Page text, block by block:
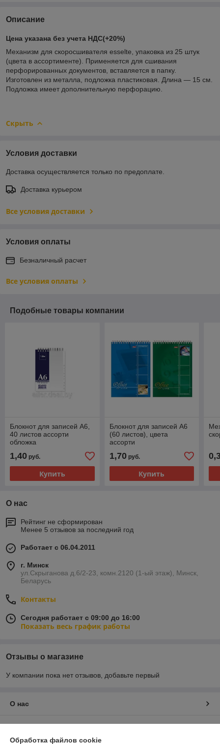
Описание
Цена указана без учета НДС(+20%)
Механизм для скоросшивателя esselte, упаковка из 25 штук
(цвета в ассортименте). Применяется для сшивания
перфорированных документов, вставляется в папку.
Изготовлен из металла, подложка пластиковая. Длина — 15 см.
Подложка имеет дополнительную перфорацию.
Скрыть
Условия доставки
Доставка осуществляется только по предоплате.
Доставка курьером
Все условия доставки
Условия оплаты
Безналичный расчет
Все условия оплаты
Подобные товары компании
Блокнот для записей А6,
40 листов ассорти
обложка
1,40 руб.
Купить
Блокнот для записей А6
(60 листов), цвета
ассорти
1,70руб.
Купить
О нас
Рейтинг не сформирован
Менее 5 отзывов за последний год
Работает с 06.04.2011
г. Минск
ул.Скрыганова д.6/2-23, комн.2120 (1-ый этаж), Минск,
Беларусь
Контакты
Сегодня работает с 09:00 до 16:00
Показать весь график работы
Отзывы о магазине
У компании пока нет отзывов, добавьте первый
О нас
Обработка файлов cookie